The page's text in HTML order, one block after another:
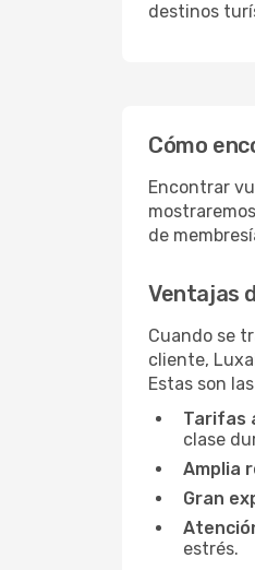
destinos
Cómo
Encontrar
de
Ventajas
Cuando se
cliente,
Estas son
Tarifas
clase
Amplia
Gran
estrés.